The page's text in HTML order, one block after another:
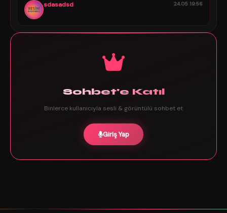
sdasadsd 24.05 19:56
Sohbet'e Katıl
Binlerce kullanıcıyla sesli & görüntülü sohbet et
Giriş Yap